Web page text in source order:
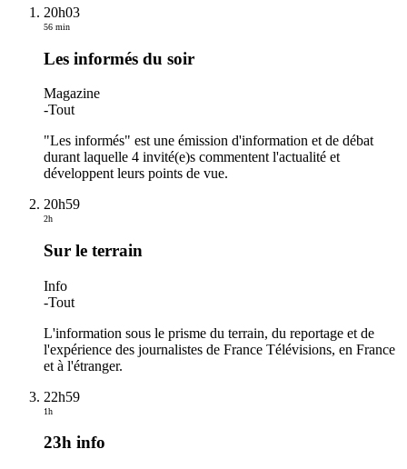
20h03
56 min
Les informés du soir
Magazine
-Tout
"Les informés" est une émission d'information et de débat
durant laquelle 4 invité(e)s commentent l'actualité et
développent leurs points de vue.
20h59
2h
Sur le terrain
Info
-Tout
L'information sous le prisme du terrain, du reportage et de
l'expérience des journalistes de France Télévisions, en France
et à l'étranger.
22h59
1h
23h info